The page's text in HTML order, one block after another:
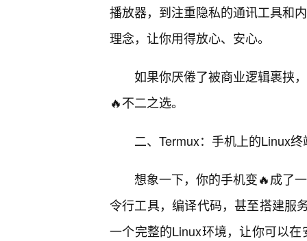
播放器，到注重隐私的通讯工具和
理念，让你用得放心、安心。
如果你厌倦了被商业逻辑裹挟
🔥不二之选。
二、Termux：手机上的Linux
想象一下，你的手机变🔥成了
令行工具，编译代码，甚至搭建服
一个完整的Linux环境，让你可以